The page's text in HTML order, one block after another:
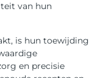
van hun
is hun toewijding
en precisie